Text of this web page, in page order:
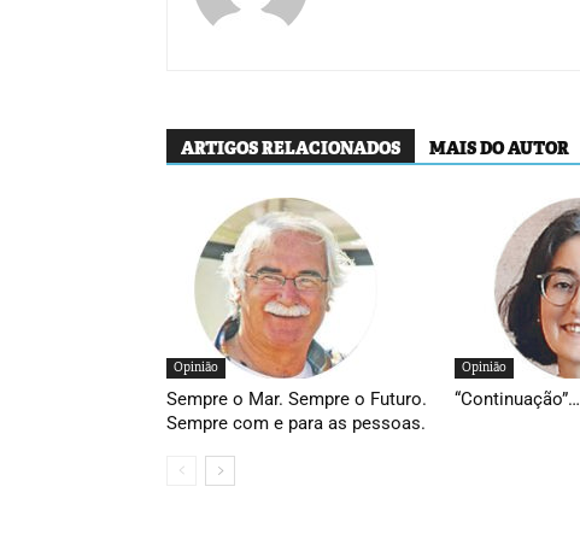
ARTIGOS RELACIONADOS MAIS DO AUTOR
Opinião
Sempre o Mar. Sempre o Futuro.
Sempre com e para as pessoas.
Opinião
“Continuação”…